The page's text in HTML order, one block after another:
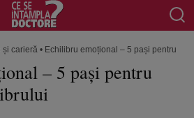
și carieră • Echilibru emoțional – 5 pași pentru
– 5 pași pentru